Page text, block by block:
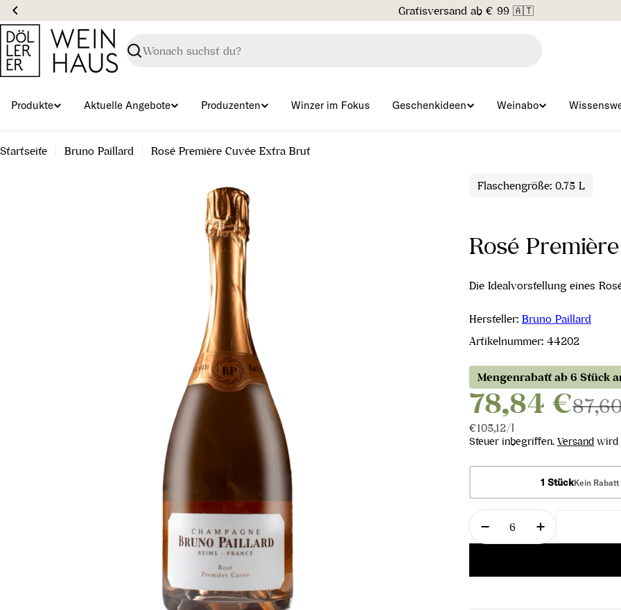
Zum
Inhalt
springen
Gratisversand ab € 99 🇦🇹
Suchen
Produkte Aktuelle Angebote Produzenten Winzer im Fokus Geschenkideen Weinabo
Startseite Bruno Paillard Rosé Première Cuvée Extra Brut
Flaschengröße: 0.75 L
Rosé
Die Idealvorstellung eines
Hersteller: Bruno Paillard
Artikelnummer: 44202
Mengenrabatt ab 6 Stück
78,84 €
Stückpreis
€105,12/pro
l
Steuer inbegriffen. Versand wird
1 StückKein Rabatt
Menge
Menge für Rosé
Menge für